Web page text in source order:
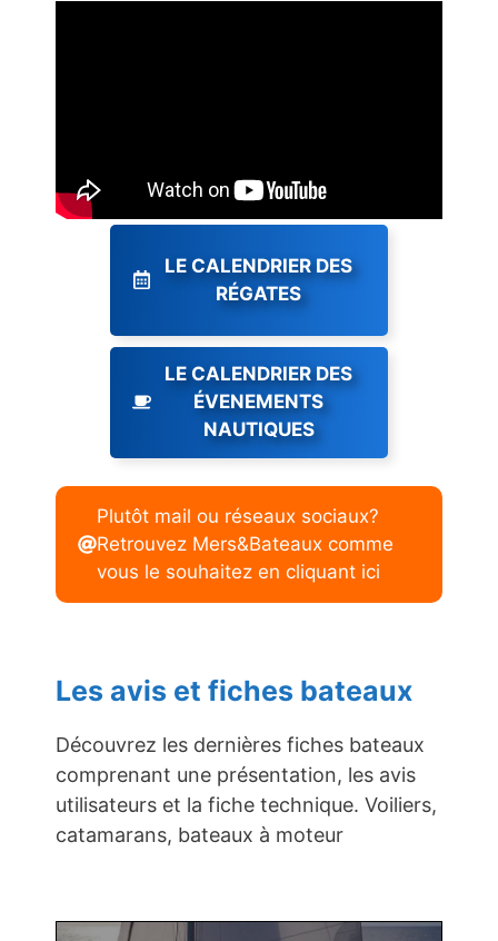
LE CALENDRIER DES
RÉGATES
LE CALENDRIER DES
ÉVENEMENTS
NAUTIQUES
Plutôt mail ou réseaux sociaux?
Retrouvez Mers&Bateaux comme
vous le souhaitez en cliquant ici
Les avis et fiches bateaux
Découvrez les dernières fiches bateaux
comprenant une présentation, les avis
utilisateurs et la fiche technique. Voiliers,
catamarans, bateaux à moteur